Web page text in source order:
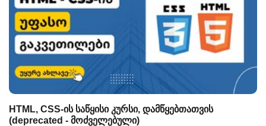
HTML, CSS-ის საწყისი კურსი, დამწყებთათვის
(deprecated - მოძველებული)